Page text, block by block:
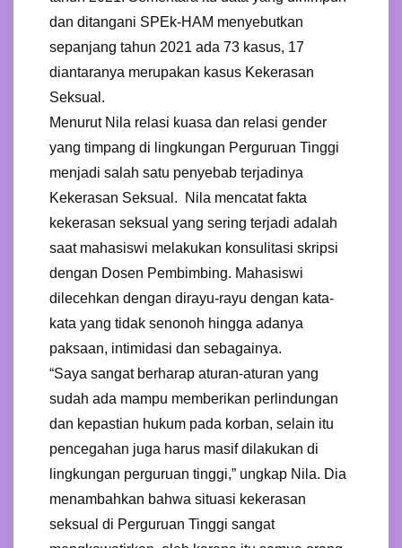
dan ditangani SPEk-HAM menyebutkan
sepanjang tahun 2021 ada 73 kasus, 17
diantaranya merupakan kasus Kekerasan
Seksual.
Menurut Nila relasi kuasa dan relasi gender
yang timpang di lingkungan Perguruan Tinggi
menjadi salah satu penyebab terjadinya
Kekerasan Seksual. Nila mencatat fakta
kekerasan seksual yang sering terjadi adalah
saat mahasiswi melakukan konsulitasi skripsi
dengan Dosen Pembimbing. Mahasiswi
dilecehkan dengan dirayu-rayu dengan kata-
kata yang tidak senonoh hingga adanya
paksaan, intimidasi dan sebagainya.
“Saya sangat berharap aturan-aturan yang
sudah ada mampu memberikan perlindungan
dan kepastian hukum pada korban, selain itu
pencegahan juga harus masif dilakukan di
lingkungan perguruan tinggi,” ungkap Nila. Dia
menambahkan bahwa situasi kekerasan
seksual di Perguruan Tinggi sangat